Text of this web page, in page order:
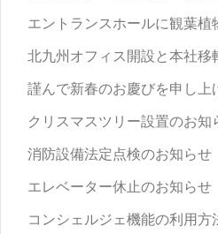
エントランスホールに観葉植
北九州オフィス開設と本社移
謹んで新春のお慶びを申し上
クリスマスツリー設置のお知
消防設備法定点検のお知らせ
エレベーター休止のお知らせ
コンシェルジェ機能の利用方